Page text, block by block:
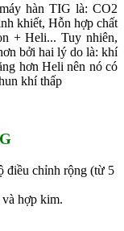
hàn TIG là: CO2
khiết, Hỗn hợp chất
+ Heli... Tuy nhiên,
bởi hai lý do là: khí
hơn Heli nên nó có
khí thấp
điều chỉnh rộng (từ 5
hợp kim.